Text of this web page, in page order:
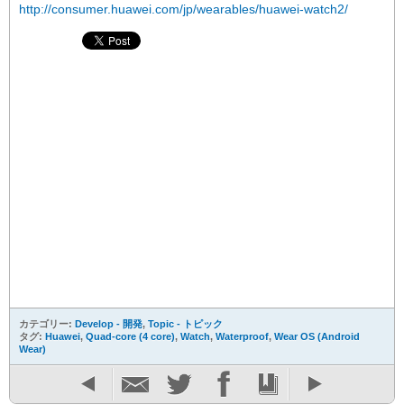
http://consumer.huawei.com/jp/wearables/huawei-watch2/
カテゴリー: Develop - 開発, Topic - トピック
タグ: Huawei, Quad-core (4 core), Watch, Waterproof, Wear OS (Android
Wear)